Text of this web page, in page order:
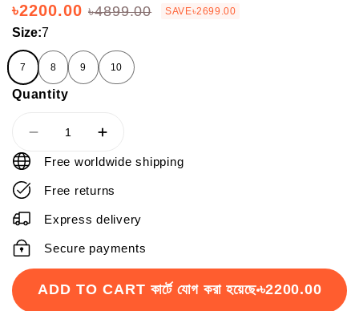
৳2200.00 ৳4899.00 SAVE৳2699.00
Size:7
7 8 9 10
Quantity
Free worldwide shipping
Free returns
Express delivery
Secure payments
ADD TO CART কার্টে যোগ করা হয়েছে ৳2200.00